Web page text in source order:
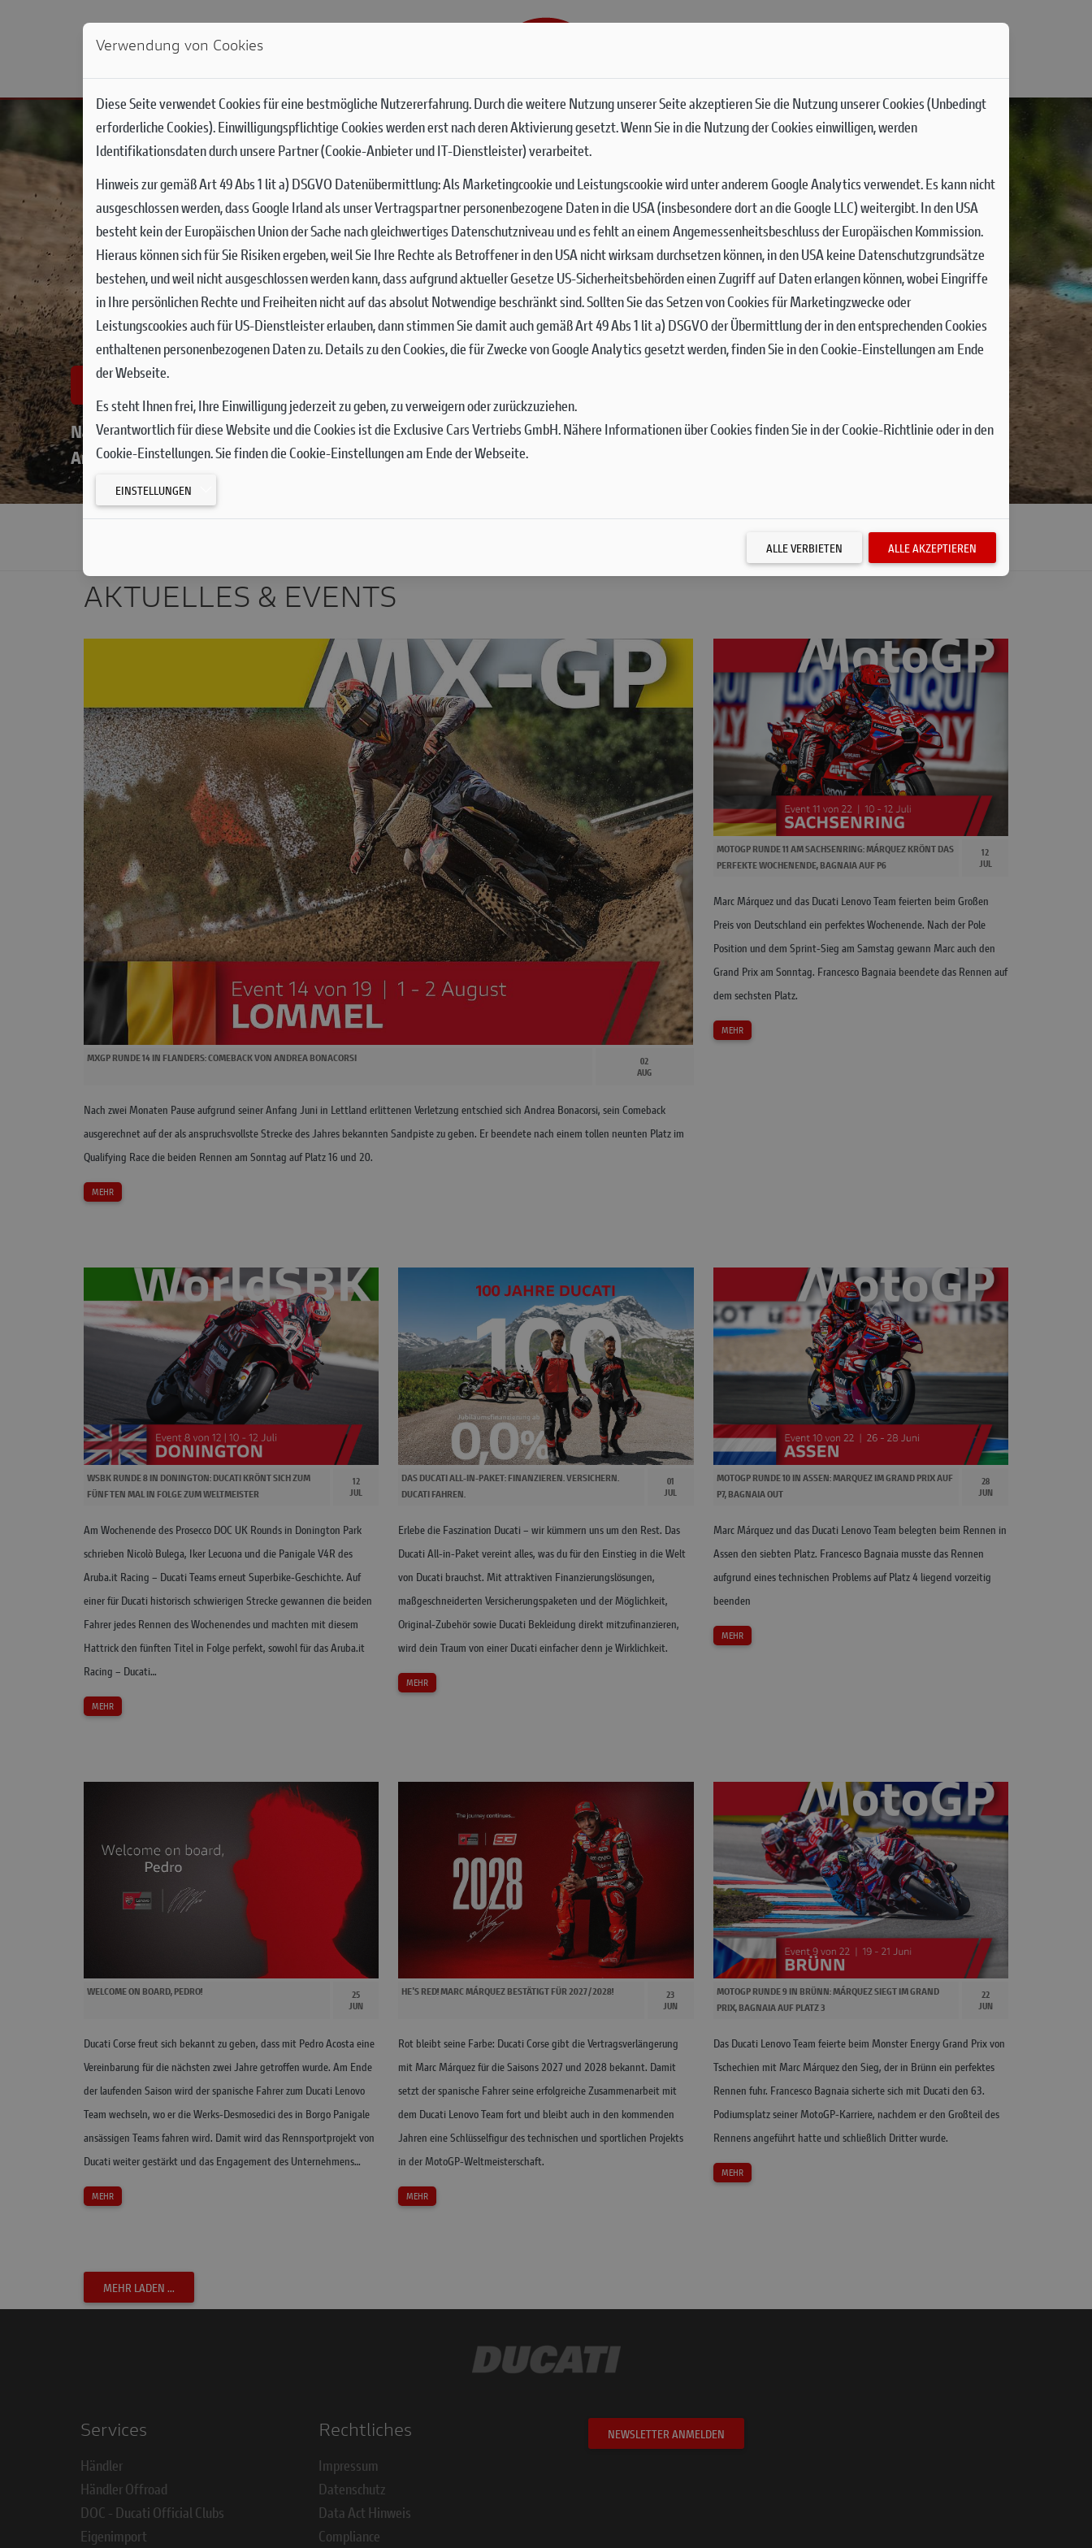
NEWS MODELLE DUCATI WORLD
MXGP Runde 14 in Flanders: Comeback von Andrea Bonacorsi
Nach zwei Monaten Pause aufgrund seiner Anfang Juni in Lettland erlittenen Verletzung entschied sich
Andrea Bonacorsi, sein Comeback ausgerechnet auf…
NEWSLETTER ANMELDEN
AKTUELLES & EVENTS
MXGP RUNDE 14 IN FLANDERS: COMEBACK VON ANDREA BONACORSI
02
AUG
Nach zwei Monaten Pause aufgrund seiner Anfang Juni in Lettland erlittenen Verletzung entschied sich Andrea Bonacorsi, sein Comeback
ausgerechnet auf der als anspruchsvollste Strecke des Jahres bekannten Sandpiste zu geben. Er beendete nach einem tollen neunten Platz im
Qualifying Race die beiden Rennen am Sonntag auf Platz 16 und 20.
MEHR
MOTOGP RUNDE 11 AM SACHSENRING: MÁRQUEZ KRÖNT DAS
PERFEKTE WOCHENENDE, BAGNAIA AUF P6
12
JUL
Marc Márquez und das Ducati Lenovo Team feierten beim Großen
Preis von Deutschland ein perfektes Wochenende. Nach der Pole
Position und dem Sprint-Sieg am Samstag gewann Marc auch den
Grand Prix am Sonntag. Francesco Bagnaia beendete das Rennen auf
dem sechsten Platz.
MEHR
WSBK RUNDE 8 IN DONINGTON: DUCATI KRÖNT SICH ZUM
FÜNFTEN MAL IN FOLGE ZUM WELTMEISTER
12
JUL
Am Wochenende des Prosecco DOC UK Rounds in Donington Park
schrieben Nicolò Bulega, Iker Lecuona und die Panigale V4R des
Aruba.it Racing – Ducati Teams erneut Superbike-Geschichte. Auf
einer für Ducati historisch schwierigen Strecke gewannen die beiden
Fahrer jedes Rennen des Wochenendes und machten mit diesem
Hattrick den fünften Titel in Folge perfekt, sowohl für das Aruba.it
Racing – Ducati…
MEHR
DAS DUCATI ALL-IN-PAKET: FINANZIEREN. VERSICHERN.
DUCATI FAHREN.
01
JUL
Erlebe die Faszination Ducati – wir kümmern uns um den Rest. Das
Ducati All-in-Paket vereint alles, was du für den Einstieg in die Welt
von Ducati brauchst. Mit attraktiven Finanzierungslösungen,
maßgeschneiderten Versicherungspaketen und der Möglichkeit,
Original-Zubehör sowie Ducati Bekleidung direkt mitzufinanzieren,
wird dein Traum von einer Ducati einfacher denn je Wirklichkeit.
MEHR
MOTOGP RUNDE 10 IN ASSEN: MARQUEZ IM GRAND PRIX AUF
P7, BAGNAIA OUT
28
JUN
Marc Márquez und das Ducati Lenovo Team belegten beim Rennen in
Assen den siebten Platz. Francesco Bagnaia musste das Rennen
aufgrund eines technischen Problems auf Platz 4 liegend vorzeitig
beenden
MEHR
WELCOME ON BOARD, PEDRO!
25
JUN
Ducati Corse freut sich bekannt zu geben, dass mit Pedro Acosta eine
Vereinbarung für die nächsten zwei Jahre getroffen wurde. Am Ende
der laufenden Saison wird der spanische Fahrer zum Ducati Lenovo
Team wechseln, wo er die Werks-Desmosedici des in Borgo Panigale
ansässigen Teams fahren wird. Damit wird das Rennsportprojekt von
Ducati weiter gestärkt und das Engagement des Unternehmens…
MEHR
HE'S RED! MARC MÁRQUEZ BESTÄTIGT FÜR 2027/2028!
23
JUN
Rot bleibt seine Farbe: Ducati Corse gibt die Vertragsverlängerung
mit Marc Márquez für die Saisons 2027 und 2028 bekannt. Damit
setzt der spanische Fahrer seine erfolgreiche Zusammenarbeit mit
dem Ducati Lenovo Team fort und bleibt auch in den kommenden
Jahren eine Schlüsselfigur des technischen und sportlichen Projekts
in der MotoGP-Weltmeisterschaft.
MEHR
MOTOGP RUNDE 9 IN BRÜNN: MÁRQUEZ SIEGT IM GRAND
PRIX, BAGNAIA AUF PLATZ 3
22
JUN
Das Ducati Lenovo Team feierte beim Monster Energy Grand Prix von
Tschechien mit Marc Márquez den Sieg, der in Brünn ein perfektes
Rennen fuhr. Francesco Bagnaia sicherte sich mit Ducati den 63.
Podiumsplatz seiner MotoGP-Karriere, nachdem er den Großteil des
Rennens angeführt hatte und schließlich Dritter wurde.
MEHR
MEHR LADEN ...
Services
Händler
Händler Offroad
DOC - Ducati Official Clubs
Eigenimport
Rechtliches
Impressum
Datenschutz
Data Act Hinweis
Compliance
NEWSLETTER ANMELDEN
Verwendung von Cookies
Diese Seite verwendet Cookies für eine bestmögliche Nutzererfahrung. Durch die weitere Nutzung unserer Seite akzeptieren Sie die Nutzung unserer Cookies (Unbedingt
erforderliche Cookies). Einwilligungspflichtige Cookies werden erst nach deren Aktivierung gesetzt. Wenn Sie in die Nutzung der Cookies einwilligen, werden
Identifikationsdaten durch unsere Partner (Cookie-Anbieter und IT-Dienstleister) verarbeitet.
Hinweis zur gemäß Art 49 Abs 1 lit a) DSGVO Datenübermittlung:Als Marketingcookie und Leistungscookie wird unter anderem Google Analytics verwendet. Es kann nicht
ausgeschlossen werden, dass Google Irland als unser Vertragspartner personenbezogene Daten in die USA (insbesondere dort an die Google LLC) weitergibt. In den USA
besteht kein der Europäischen Union der Sache nach gleichwertiges Datenschutzniveau und es fehlt an einem Angemessenheitsbeschluss der Europäischen Kommission.
Hieraus können sich für Sie Risiken ergeben, weil Sie Ihre Rechte als Betroffener in den USA nicht wirksam durchsetzen können, in den USA keine Datenschutzgrundsätze
bestehen, und weil nicht ausgeschlossen werden kann, dass aufgrund aktueller Gesetze US-Sicherheitsbehörden einen Zugriff auf Daten erlangen können, wobei Eingriffe
in Ihre persönlichen Rechte und Freiheiten nicht auf das absolut Notwendige beschränkt sind.Sollten Sie das Setzen von Cookies für Marketingzwecke oder
Leistungscookies auch für US-Dienstleister erlauben, dann stimmen Sie damit auch gemäß Art 49 Abs 1 lit a) DSGVO der Übermittlung der in den entsprechenden Cookies
enthaltenen personenbezogenen Daten zu. Details zu den Cookies, die für Zwecke von Google Analytics gesetzt werden, finden Sie in den Cookie-Einstellungen am Ende
der Webseite.
Es steht Ihnen frei, Ihre Einwilligung jederzeit zu geben, zu verweigern oder zurückzuziehen.
Verantwortlich für diese Website und die Cookies ist die Exclusive Cars Vertriebs GmbH. Nähere Informationen über Cookies finden Sie in der Cookie-Richtlinie oder in den
Cookie-Einstellungen. Sie finden die Cookie-Einstellungen am Ende der Webseite.
EINSTELLUNGEN
ALLE VERBIETEN ALLE AKZEPTIEREN